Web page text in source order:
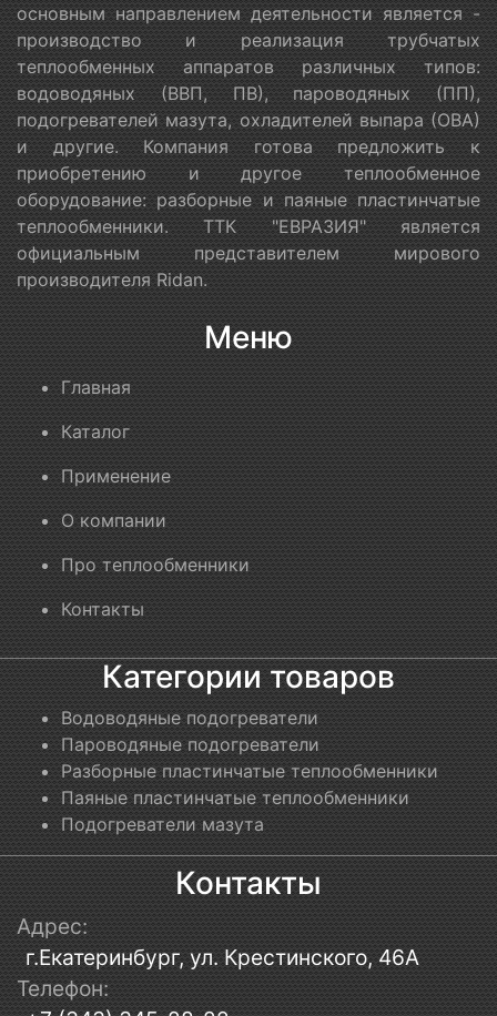
основным направлением деятельности является -
производство и реализация трубчатых
теплообменных аппаратов различных типов:
водоводяных (ВВП, ПВ), пароводяных (ПП),
подогревателей мазута, охладителей выпара (ОВА)
и другие. Компания готова предложить к
приобретению и другое теплообменное
оборудование: разборные и паяные пластинчатые
теплообменники. ТТК "ЕВРАЗИЯ" является
официальным представителем мирового
производителя Ridan.
Меню
Главная
Каталог
Применение
О компании
Про теплообменники
Контакты
Категории товаров
Водоводяные подогреватели
Пароводяные подогреватели
Разборные пластинчатые теплообменники
Паяные пластинчатые теплообменники
Подогреватели мазута
Контакты
Адрес:
г.Екатеринбург, ул. Крестинского, 46А
Телефон: